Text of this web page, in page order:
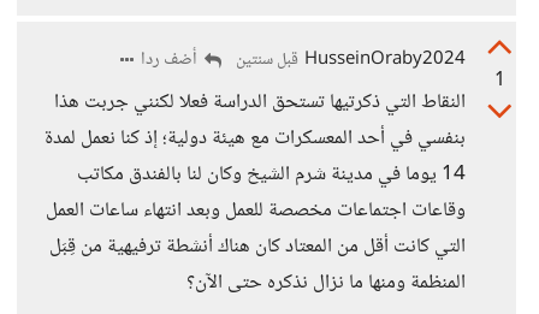
1
HusseinOraby2024 قبل سنتين أضف ردا
النقاط التي ذكرتيها تستحق الدراسة فعلا لكنني جربت هذا
بنفسي في أحد المعسكرات مع هيئة دولية؛ إذ كنا نعمل لمدة
14 يوما في مدينة شرم الشيخ وكان لنا بالفندق مكاتب
وقاعات اجتماعات مخصصة للعمل وبعد انتهاء ساعات العمل
التي كانت أقل من المعتاد كان هناك أنشطة ترفيهية من قِبَل
المنظمة ومنها ما نزال نذكره حتى الآن؟